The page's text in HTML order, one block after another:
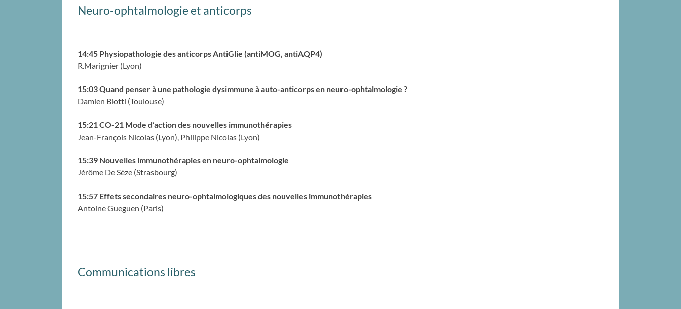
Neuro-ophtalmologie et anticorps
14:45 Physiopathologie des anticorps AntiGlie (antiMOG, antiAQP4)
R.Marignier (Lyon)
15:03 Quand penser à une pathologie dysimmune à auto-anticorps en neuro-ophtalmologie ?
Damien Biotti (Toulouse)
15:21 CO-21 Mode d’action des nouvelles immunothérapies
Jean-François Nicolas (Lyon), Philippe Nicolas (Lyon)
15:39 Nouvelles immunothérapies en neuro-ophtalmologie
Jérôme De Sèze (Strasbourg)
15:57 Effets secondaires neuro-ophtalmologiques des nouvelles immunothérapies
Antoine Gueguen (Paris)
Communications libres